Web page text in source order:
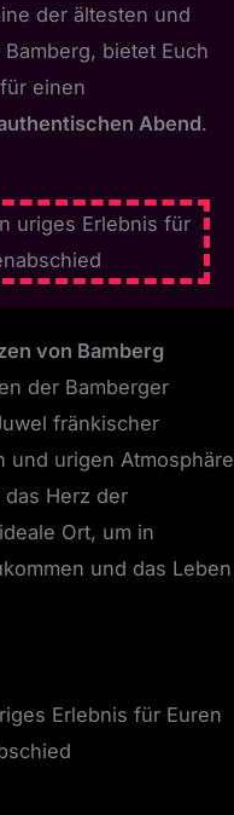
der ältesten und
Bamberg, bietet Euch
für einen
Abend.
von Bamberg
der Bamberger
fränkischer
und urigen Atmosphäre
Herz der
Ort, um in
und das Leben